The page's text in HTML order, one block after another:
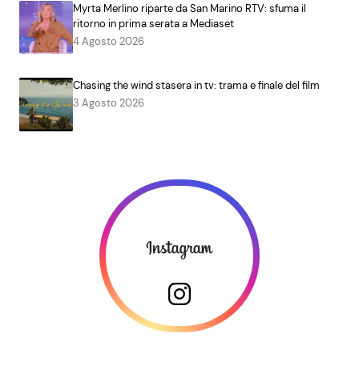
Myrta Merlino riparte da San Marino RTV: sfuma il
ritorno in prima serata a Mediaset
4 Agosto 2026
Chasing the wind stasera in tv: trama e finale del film
3 Agosto 2026